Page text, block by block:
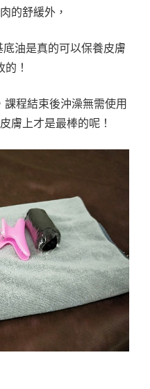
的舒緩外，
油是真的可以保養皮膚
！
課程結束後沖澡無需使用
膚上才是最棒的呢！